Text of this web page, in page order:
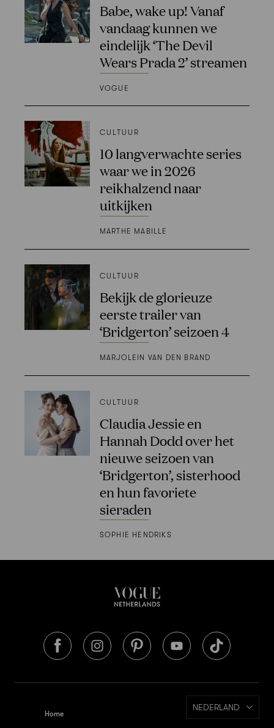
Babe, wake up! Vanaf
vandaag kunnen we
eindelijk ‘The Devil
Wears Prada 2’ streamen
VOGUE
CULTUUR
10 langverwachte series
waar we in 2026
reikhalzend naar
uitkijken
MARTHE MABILLE
CULTUUR
Bekijk de glorieuze
eerste trailer van
‘Bridgerton’ seizoen 4
MARJOLEIN VAN DEN BRAND
CULTUUR
Claudia Jessie en
Hannah Dodd over het
nieuwe seizoen van
‘Bridgerton’, sisterhood
en hun favoriete
sieraden
SOPHIE HENDRIKS
Home
NEDERLAND